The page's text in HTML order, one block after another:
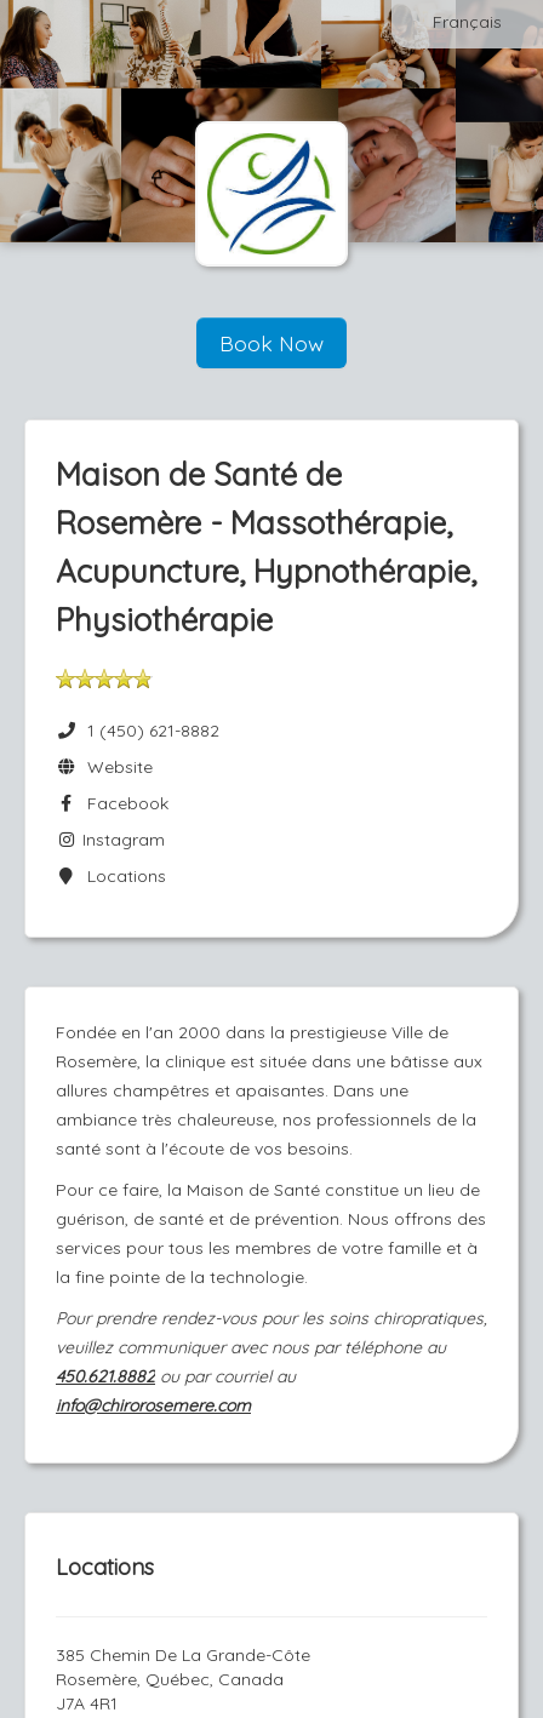
Français
Book Now
Maison de Santé de
Rosemère - Massothérapie,
Acupuncture, Hypnothérapie,
Physiothérapie
1 (450) 621-8882
Website
Facebook
Instagram
Locations
Fondée en l'an 2000 dans la prestigieuse Ville de
Rosemère, la clinique est située dans une bâtisse aux
allures champêtres et apaisantes. Dans une
ambiance très chaleureuse, nos professionnels de la
santé sont à l'écoute de vos besoins.
Pour ce faire, la Maison de Santé constitue un lieu de
guérison, de santé et de prévention. Nous offrons des
services pour tous les membres de votre famille et à
la fine pointe de la technologie.
Pour prendre rendez-vous pour les soins chiropratiques,
veuillez communiquer avec nous par téléphone au
450.621.8882 ou par courriel au
info@chirorosemere.com
Locations
385 Chemin De La Grande-Côte
Rosemère, Québec, Canada
J7A 4R1